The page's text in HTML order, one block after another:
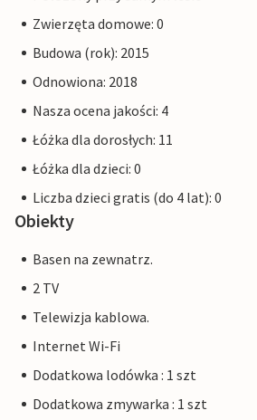
Zwierzęta domowe: 0
Budowa (rok): 2015
Odnowiona: 2018
Nasza ocena jakości: 4
Łóżka dla dorosłych: 11
Łóżka dla dzieci: 0
Liczba dzieci gratis (do 4 lat): 0
Obiekty
Basen na zewnatrz.
2 TV
Telewizja kablowa.
Internet Wi-Fi
Dodatkowa lodówka : 1 szt
Dodatkowa zmywarka : 1 szt